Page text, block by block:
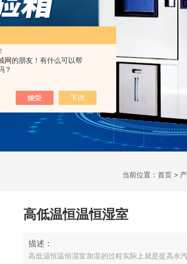
网的朋友！有什么可以帮
？
当前位置： 首页 >
高低温恒温恒湿室
描述：
高低温恒温恒湿室加湿的过程实际上就是提高水